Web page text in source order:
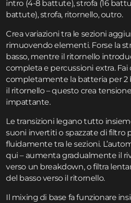
intro (4-8 battute), strofa (16
battute), strofa, ritornello, outro.
Crea variazioni tra le sezioni
rimuovendo elementi. Forse la
basso, mentre il ritornello
completa e percussioni extra. Fai
completamente la batteria per
il ritornello – questo crea
impattante.
Le transizioni legano tutto
suoni invertiti o spazzate di filtro
fluidamente tra le sezioni.
qui – aumenta gradualmente il
verso un breakdown, o filtra
del basso verso il ritornello.
Il mixing di base fa funzionare